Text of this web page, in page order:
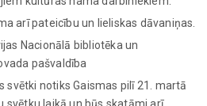
arī pateicību un lieliskas dāvaniņas.
Nacionālā bibliotēka un
pašvaldība
svētki notiks Gaismas pilī 21. martā